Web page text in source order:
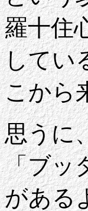
羅十住
してい
こから
思うに
「ブッ
がある